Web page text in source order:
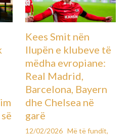
Kees Smit nën
llupën e klubeve të
mëdha evropiane:
Real Madrid,
Barcelona, Bayern
dhe Chelsea në
garë
12/02/2026 Më të fundit,